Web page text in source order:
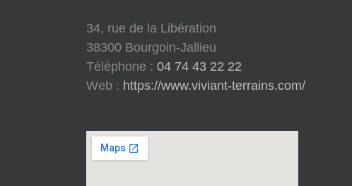
34, rue de la Libération
38300 Bourgoin-Jallieu
Téléphone : 04 74 43 22 22
Web : https://www.viviant-terrains.com/